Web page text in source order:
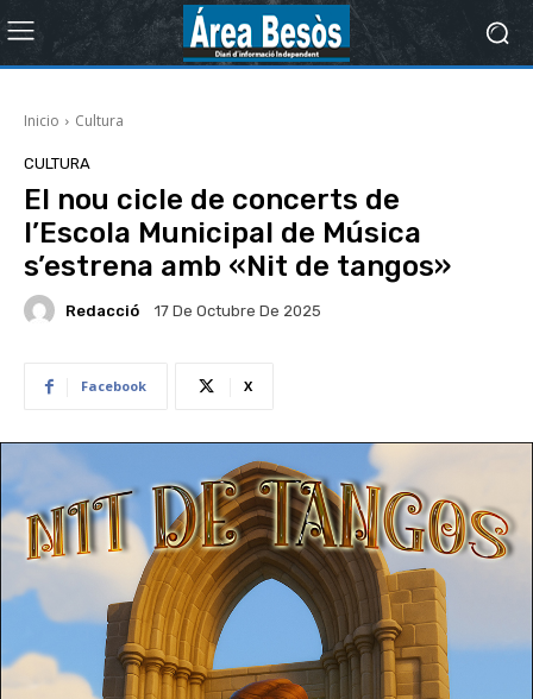
Inicio Cultura
CULTURA
El nou cicle de concerts de
l’Escola Municipal de Música
s’estrena amb «Nit de tangos»
Redacció 17 De Octubre De 2025
Facebook X